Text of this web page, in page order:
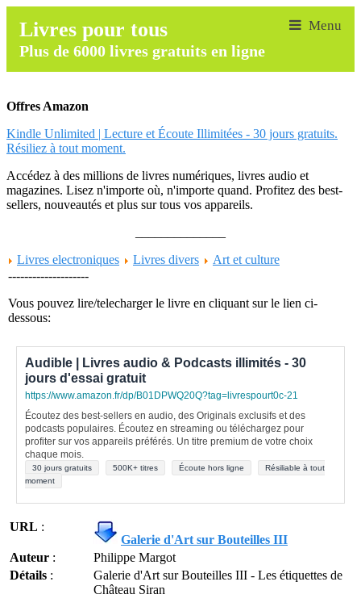
Livres pour tous
Plus de 6000 livres gratuits en ligne
Offres Amazon
Kindle Unlimited | Lecture et Écoute Illimitées - 30 jours gratuits.
Résiliez à tout moment.
Accédez à des millions de livres numériques, livres audio et
magazines. Lisez n'importe où, n'importe quand. Profitez des best-
sellers, nouveautés et plus sur tous vos appareils.
Livres electroniques
Livres divers
Art et culture
--------------------
Vous pouvez lire/telecharger le livre en cliquant sur le lien ci-
dessous:
Audible | Livres audio & Podcasts illimités - 30
jours d'essai gratuit
https://www.amazon.fr/dp/B01DPWQ20Q?tag=livrespourt0c-21
Écoutez des best-sellers en audio, des Originals exclusifs et des
podcasts populaires. Écoutez en streaming ou téléchargez pour
profiter sur vos appareils préférés. Un titre premium de votre choix
chaque mois.
30 jours gratuits 500K+ titres Écoute hors ligne
Résiliable à tout
moment
URL :
Galerie d'Art sur Bouteilles III
Auteur :
Philippe Margot
Détails :
Galerie d'Art sur Bouteilles III - Les étiquettes de
Château Siran